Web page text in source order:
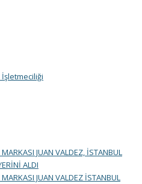
JUAN VALDEZ, İSTANBUL
ALDI
JUAN VALDEZ İSTANBUL